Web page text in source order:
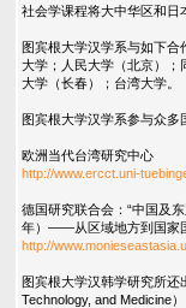
社会学课程将大中华区和日
图宾根大学汉学系与如下
大学；人民大学（北京）；
大学（长春）；台湾大学。
图宾根大学汉学系参与众多
欧洲当代台湾研究中心
http://www.ercct.uni-
德国研究联合会：“中国及
年）——从区域地方到国家
http://
图宾根大学汉韩学研究所
Technology, and Medicine